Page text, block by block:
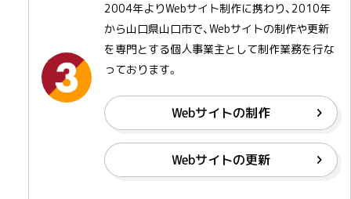
2004年よりWebサイト制作に携わり、2010年
から山口県山口市で、Webサイトの制作や更新
を専門とする個人事業主として制作業務を行な
っております。
Webサイトの制作
Webサイトの更新